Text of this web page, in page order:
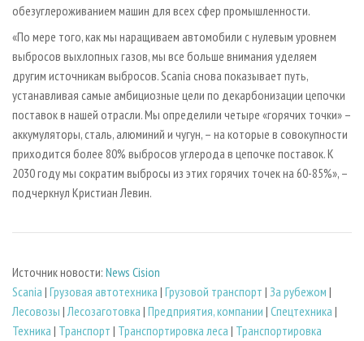
обезуглероживанием машин для всех сфер промышленности.
«По мере того, как мы наращиваем автомобили с нулевым уровнем
выбросов выхлопных газов, мы все больше внимания уделяем
другим источникам выбросов. Scania снова показывает путь,
устанавливая самые амбициозные цели по декарбонизации цепочки
поставок в нашей отрасли. Мы определили четыре «горячих точки» –
аккумуляторы, сталь, алюминий и чугун, – на которые в совокупности
приходится более 80% выбросов углерода в цепочке поставок. К
2030 году мы сократим выбросы из этих горячих точек на 60-85%», –
подчеркнул Кристиан Левин.
Источник новости: News Cision
Scania | Грузовая автотехника | Грузовой транспорт | За рубежом |
Лесовозы |Лесозаготовка | Предприятия, компании | Спецтехника |
Техника | Транспорт | Транспортировка леса | Транспортировка